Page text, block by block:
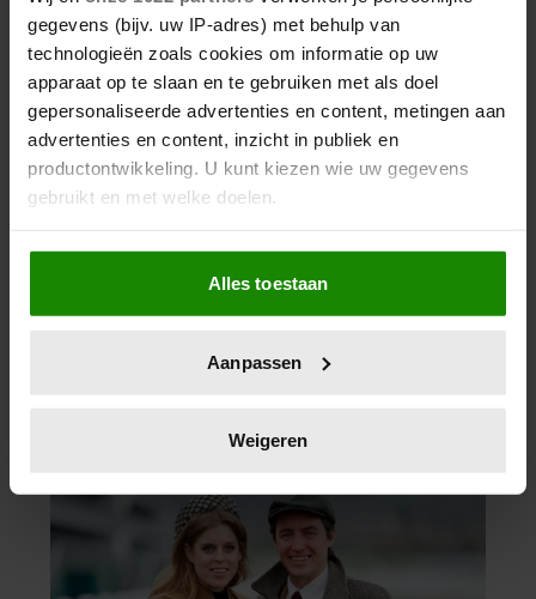
gegevens (bijv. uw IP-adres) met behulp van
technologieën zoals cookies om informatie op uw
apparaat op te slaan en te gebruiken met als doel
gepersonaliseerde advertenties en content, metingen aan
advertenties en content, inzicht in publiek en
productontwikkeling. U kunt kiezen wie uw gegevens
gebruikt en met welke doelen.
Als u het toestaat, willen we ook graag:
Informatie verzamelen over uw geografische
locatie, die tot een paar meter nauwkeurig kan zijn
scannen op specifieke eigenschappen (fingerprinting)
verwerkt en stel uw voorkeuren in het
intrekken in de Cookieverklaring.
We gebruiken cookies om content en advertenties te
personaliseren, om functies voor social media te bieden
Alles toestaan
Aanpassen
Weigeren